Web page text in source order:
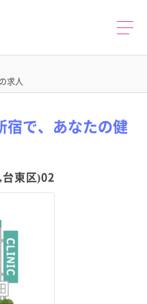
の求人
宿で、あなたの健
東区)02